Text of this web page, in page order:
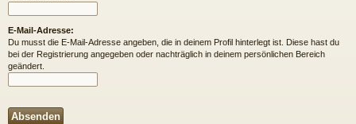
E-Mail-Adresse:
Du musst die E-Mail-Adresse angeben, die in deinem Profil hinterlegt ist. Diese hast du
bei der Registrierung angegeben oder nachträglich in deinem persönlichen Bereich
geändert.